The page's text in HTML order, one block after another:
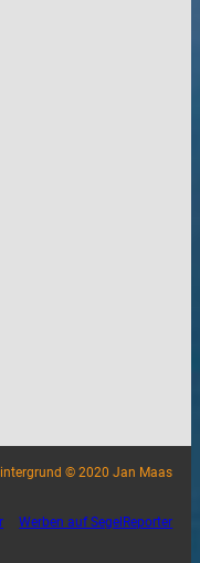
© 2020 Jan Maas
Werben auf SegelReporter